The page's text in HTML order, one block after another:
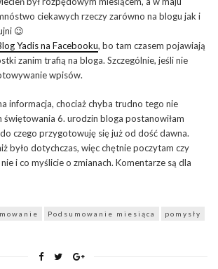
ciekawych rzeczy zarówno na blogu jak i
😉
Yadis na Facebooku, bo tam czasem pojawiają
zanim trafią na bloga. Szczególnie, jeśli nie
wpisów.
informacja, chociaż chyba trudno tego nie
świętowania 6. urodzin bloga postanowiłam
czego przygotowuję się już od dość dawna.
było dotychczas, więc chętnie poczytam czy
i co myślicie o zmianach. Komentarze są dla
Podsumowanie miesiąca pomysły